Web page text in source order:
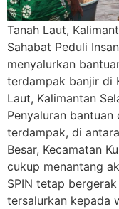
Tanah Laut,
Sahabat Peduli
menyalurkan
terdampak banjir di
Laut, Kalimantan
Penyaluran
terdampak, di
Besar, Kecamatan
cukup menantang
SPIN tetap
tersalurkan kepada